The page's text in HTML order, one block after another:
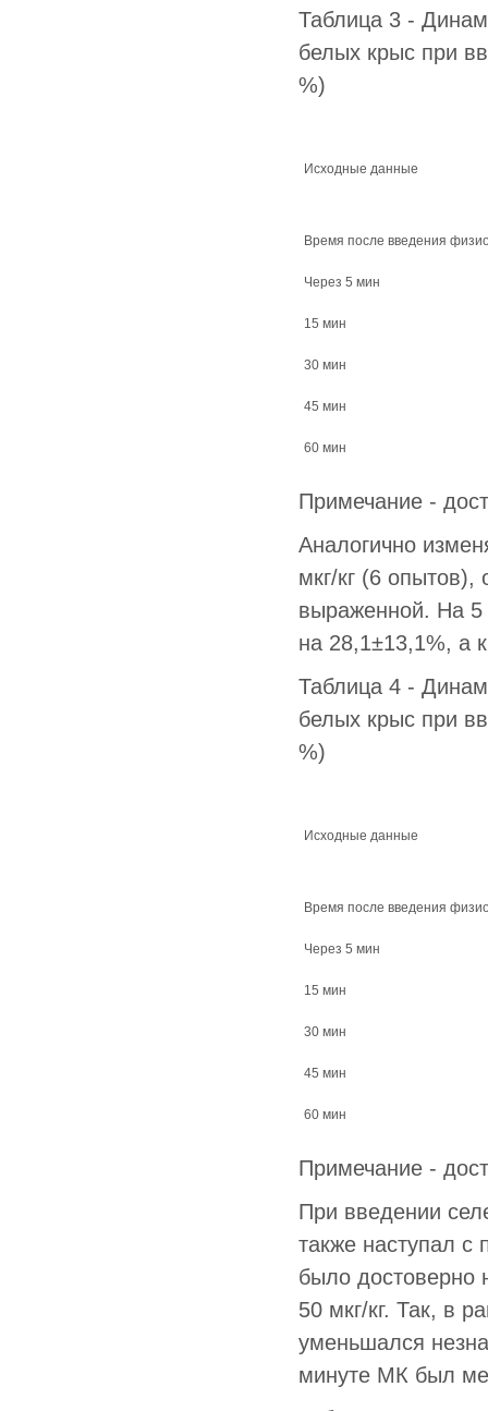
Таблица 3 -
белых крыс при
%)
Исходные данные
Время после введения
Через 5 мин
15 мин
30 мин
45 мин
60 мин
Примечание -
Аналогично
мкг/кг (6
выраженной. На
на 28,1±13,1%, а
Таблица 4 -
белых крыс при
%)
Исходные данные
Время после введения
Через 5 мин
15 мин
30 мин
45 мин
60 мин
Примечание -
При введении
также наступал
было достоверно
50 мкг/кг. Так, в
уменьшался
минуте МК был